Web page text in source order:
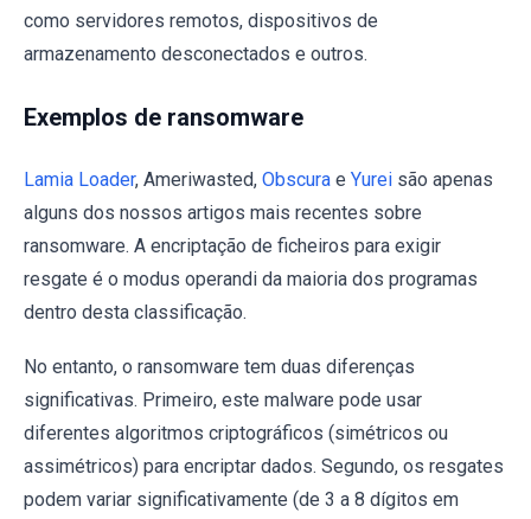
como servidores remotos, dispositivos de
armazenamento desconectados e outros.
Exemplos de ransomware
Lamia Loader, Ameriwasted, Obscura e Yurei são apenas
alguns dos nossos artigos mais recentes sobre
ransomware. A encriptação de ficheiros para exigir
resgate é o modus operandi da maioria dos programas
dentro desta classificação.
No entanto, o ransomware tem duas diferenças
significativas. Primeiro, este malware pode usar
diferentes algoritmos criptográficos (simétricos ou
assimétricos) para encriptar dados. Segundo, os resgates
podem variar significativamente (de 3 a 8 dígitos em